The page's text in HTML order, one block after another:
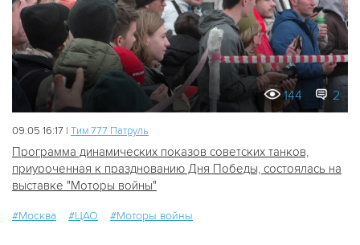
144 2
09.05 16:17 | Tим 777 Патруль
Программа динамических показов советских танков,
приуроченная к празднованию Дня Победы, состоялась на
выставке "Моторы войны"
#Москва #ЦАО #Моторы войны